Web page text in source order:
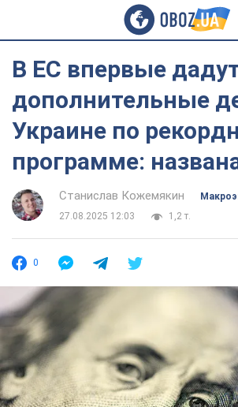
В ЕС впервые
дополнительные
Украине по
программе:
Станислав Кожемякин
27.08.2025 12:03
1,2 т.
0